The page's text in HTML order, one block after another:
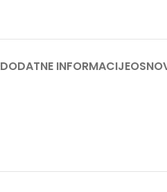
DODATNE INFORMACIJE